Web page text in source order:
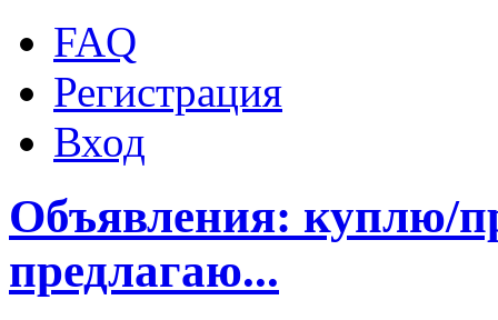
FAQ
Регистрация
Вход
Объявления: куплю/
предлагаю...